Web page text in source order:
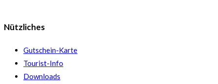
Nützliches
Gutschein-Karte
Tourist-Info
Downloads